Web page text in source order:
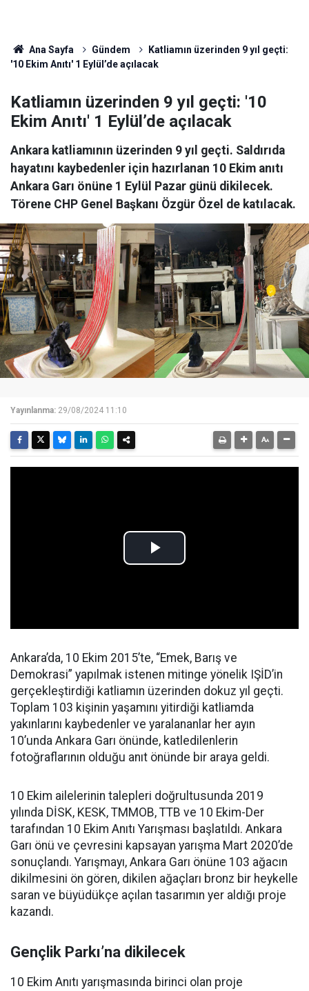
Ana Sayfa Gündem
Katliamın üzerinden 9 yıl geçti:
'10 Ekim Anıtı' 1 Eylül’de açılacak
Katliamın üzerinden 9 yıl geçti: '10
Ekim Anıtı' 1 Eylül’de açılacak
Ankara katliamının üzerinden 9 yıl geçti. Saldırıda
hayatını kaybedenler için hazırlanan 10 Ekim anıtı
Ankara Garı önüne 1 Eylül Pazar günü dikilecek.
Törene CHP Genel Başkanı Özgür Özel de katılacak.
Yayınlanma: 29/08/2024 11:10
Ankara’da, 10 Ekim 2015’te, “Emek, Barış ve
Demokrasi” yapılmak istenen mitinge yönelik IŞİD’in
gerçekleştirdiği katliamın üzerinden dokuz yıl geçti.
Toplam 103 kişinin yaşamını yitirdiği katliamda
yakınlarını kaybedenler ve yaralananlar her ayın
10’unda Ankara Garı önünde, katledilenlerin
fotoğraflarının olduğu anıt önünde bir araya geldi.
10 Ekim ailelerinin talepleri doğrultusunda 2019
yılında DİSK, KESK, TMMOB, TTB ve 10 Ekim-Der
tarafından 10 Ekim Anıtı Yarışması başlatıldı. Ankara
Garı önü ve çevresini kapsayan yarışma Mart 2020’de
sonuçlandı. Yarışmayı, Ankara Garı önüne 103 ağacın
dikilmesini ön gören, dikilen ağaçları bronz bir heykelle
saran ve büyüdükçe açılan tasarımın yer aldığı proje
kazandı.
Gençlik Parkı’na dikilecek
10 Ekim Anıtı yarışmasında birinci olan proje